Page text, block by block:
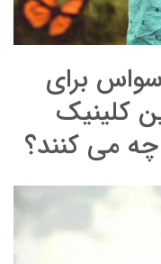
برای
کلینیک
می کنند؟